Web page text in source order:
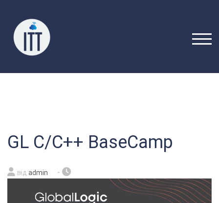
вмісту
GL C/C++ BaseCamp
від admin -